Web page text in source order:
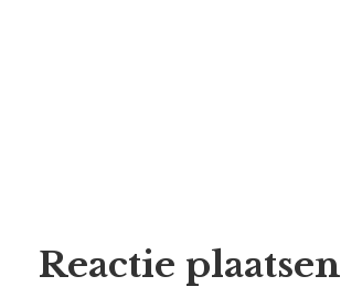
Reactie plaatsen